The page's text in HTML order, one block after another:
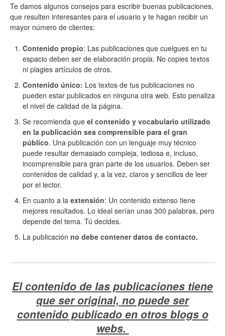
Te damos algunos consejos para escribir buenas publicaciones,
que resulten interesantes para el usuario y te hagan recibir un
mayor número de clientes:
Contenido propio: Las publicaciones que cuelgues en tu
espacio deben ser de elaboración propia. No copies textos
ni plagies artículos de otros.
Contenido único: Los textos de tus publicaciones no
pueden estar publicados en ninguna otra web. Esto penaliza
el nivel de calidad de la página.
Se recomienda que el contenido y vocabulario utilizado
en la publicación sea comprensible para el gran
público. Una publicación con un lenguaje muy técnico
puede resultar demasiado compleja, tediosa e, incluso,
incomprensible para gran parte de los usuarios. Deben ser
contenidos de calidad y, a la vez, claros y sencillos de leer
por el lector.
En cuanto a la extensión: Un contenido extenso tiene
mejores resultados. Lo ideal serían unas 300 palabras, pero
depende del tema. Tú decides.
La publicación no debe contener datos de contacto.
El contenido de las publicaciones tiene
que ser original, no puede ser
contenido publicado en otros blogs o
webs.